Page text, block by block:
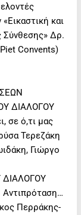
και
Σύνθεσης» Δρ.
Convents)
ΔΙΑΛΟΓΟΥ
σε ό,τι μας
Τερεζάκη
Γιώργο
ΔΙΑΛΟΓΟΥ
Περράκης-